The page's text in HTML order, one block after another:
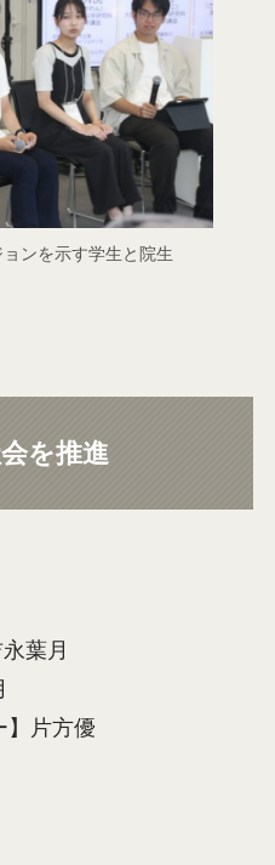
ンを示す学生と院生
を推進
葉月
】片方優